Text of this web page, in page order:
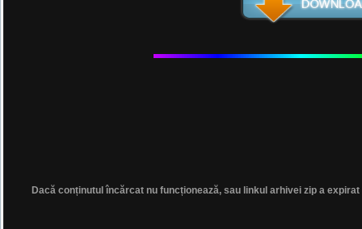
Dacă conținutul încărcat nu funcționează, sau linkul arhivei zip a